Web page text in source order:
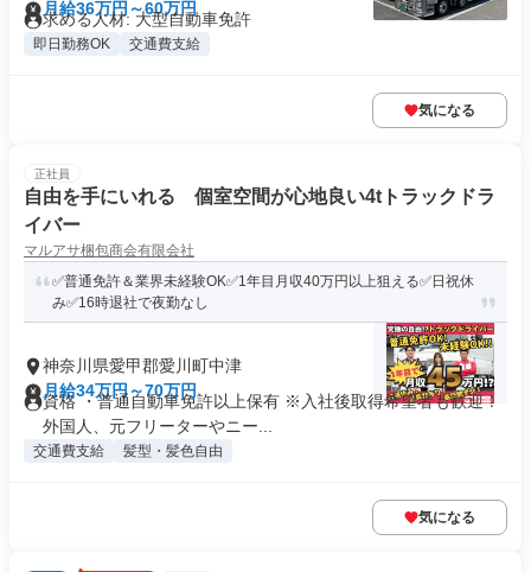
月給36万円～60万円
求める人材: 大型自動車免許
即日勤務OK 交通費支給
気になる
正社員
自由を手にいれる 個室空間が心地良い4tトラックドラ
イバー
マルアサ梱包商会有限会社
✅普通免許＆業界未経験OK✅1年目月収40万円以上狙える✅日祝休
み✅16時退社で夜勤なし
神奈川県愛甲郡愛川町中津
月給34万円～70万円
資格 ・普通自動車免許以上保有 ※入社後取得希望者も歓迎！
外国人、元フリーターやニー...
交通費支給 髪型・髪色自由
気になる